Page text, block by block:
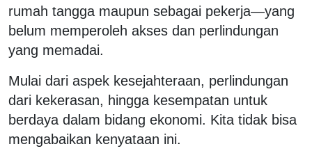
rumah tangga maupun sebagai pekerja—yang
belum memperoleh akses dan perlindungan
yang memadai.
Mulai dari aspek kesejahteraan, perlindungan
dari kekerasan, hingga kesempatan untuk
berdaya dalam bidang ekonomi. Kita tidak bisa
mengabaikan kenyataan ini.